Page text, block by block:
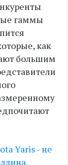
гаммы
как
большим